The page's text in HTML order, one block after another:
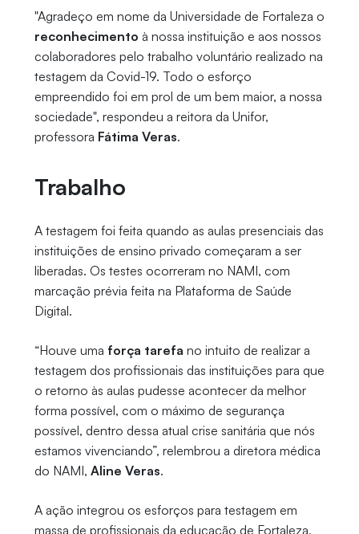
"Agradeço em nome da Universidade de Fortaleza o
reconhecimento à nossa instituição e aos nossos
colaboradores pelo trabalho voluntário realizado na
testagem da Covid-19. Todo o esforço
empreendido foi em prol de um bem maior, a nossa
sociedade", respondeu a reitora da Unifor,
professora Fátima Veras.
Trabalho
A testagem foi feita quando as aulas presenciais das
instituições de ensino privado começaram a ser
liberadas. Os testes ocorreram no NAMI, com
marcação prévia feita na Plataforma de Saúde
Digital.
“Houve uma força tarefa no intuito de realizar a
testagem dos profissionais das instituições para que
o retorno às aulas pudesse acontecer da melhor
forma possível, com o máximo de segurança
possível, dentro dessa atual crise sanitária que nós
estamos vivenciando”, relembrou a diretora médica
do NAMI, Aline Veras.
A ação integrou os esforços para testagem em
massa de profissionais da educação de Fortaleza,